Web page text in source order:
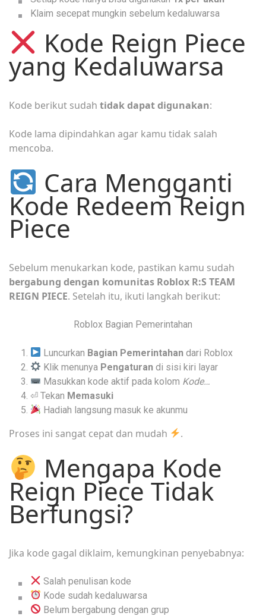
Klaim secepat mungkin sebelum kedaluwarsa
Kode Reign Piece
yang Kedaluwarsa
Kode berikut sudah tidak dapat digunakan:
Kode lama dipindahkan agar kamu tidak salah
mencoba.
Cara Mengganti
Kode Redeem Reign
Piece
Sebelum menukarkan kode, pastikan kamu sudah
bergabung dengan komunitas Roblox R:S TEAM
REIGN PIECE. Setelah itu, ikuti langkah berikut:
Roblox Bagian Pemerintahan
Luncurkan Bagian Pemerintahan dari Roblox
Klik menunya Pengaturan di sisi kiri layar
Masukkan kode aktif pada kolom Kode…
⏎ Tekan Memasuki
Hadiah langsung masuk ke akunmu
Proses ini sangat cepat dan mudah .
Mengapa Kode
Reign Piece Tidak
Berfungsi?
Jika kode gagal diklaim, kemungkinan penyebabnya:
Salah penulisan kode
Kode sudah kedaluwarsa
Belum bergabung dengan grup